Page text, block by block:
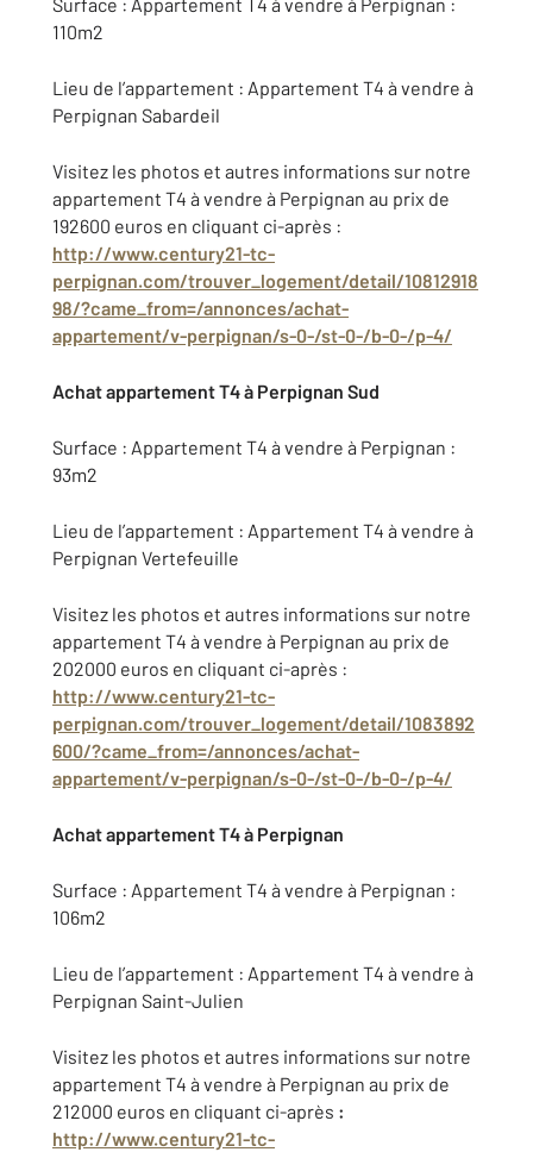
Surface : Appartement T4 à vendre à Perpignan :
110m2
Lieu de l’appartement : Appartement T4 à vendre à
Perpignan Sabardeil
Visitez les photos et autres informations sur notre
appartement T4 à vendre à Perpignan au prix de
192600 euros en cliquant ci-après :
http://www.century21-tc-
perpignan.com/trouver_logement/detail/10812918
98/?came_from=/annonces/achat-
appartement/v-perpignan/s-0-/st-0-/b-0-/p-4/
Achat appartement T4 à Perpignan Sud
Surface : Appartement T4 à vendre à Perpignan :
93m2
Lieu de l’appartement : Appartement T4 à vendre à
Perpignan Vertefeuille
Visitez les photos et autres informations sur notre
appartement T4 à vendre à Perpignan au prix de
202000 euros en cliquant ci-après :
http://www.century21-tc-
perpignan.com/trouver_logement/detail/1083892
600/?came_from=/annonces/achat-
appartement/v-perpignan/s-0-/st-0-/b-0-/p-4/
Achat appartement T4 à Perpignan
Surface : Appartement T4 à vendre à Perpignan :
106m2
Lieu de l’appartement : Appartement T4 à vendre à
Perpignan Saint-Julien
Visitez les photos et autres informations sur notre
appartement T4 à vendre à Perpignan au prix de
212000 euros en cliquant ci-après :
http://www.century21-tc-